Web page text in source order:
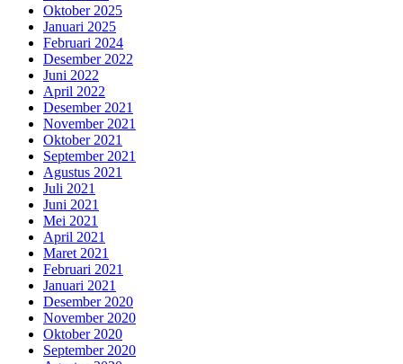
Oktober 2025
Januari 2025
Februari 2024
Desember 2022
Juni 2022
April 2022
Desember 2021
November 2021
Oktober 2021
September 2021
Agustus 2021
Juli 2021
Juni 2021
Mei 2021
April 2021
Maret 2021
Februari 2021
Januari 2021
Desember 2020
November 2020
Oktober 2020
September 2020